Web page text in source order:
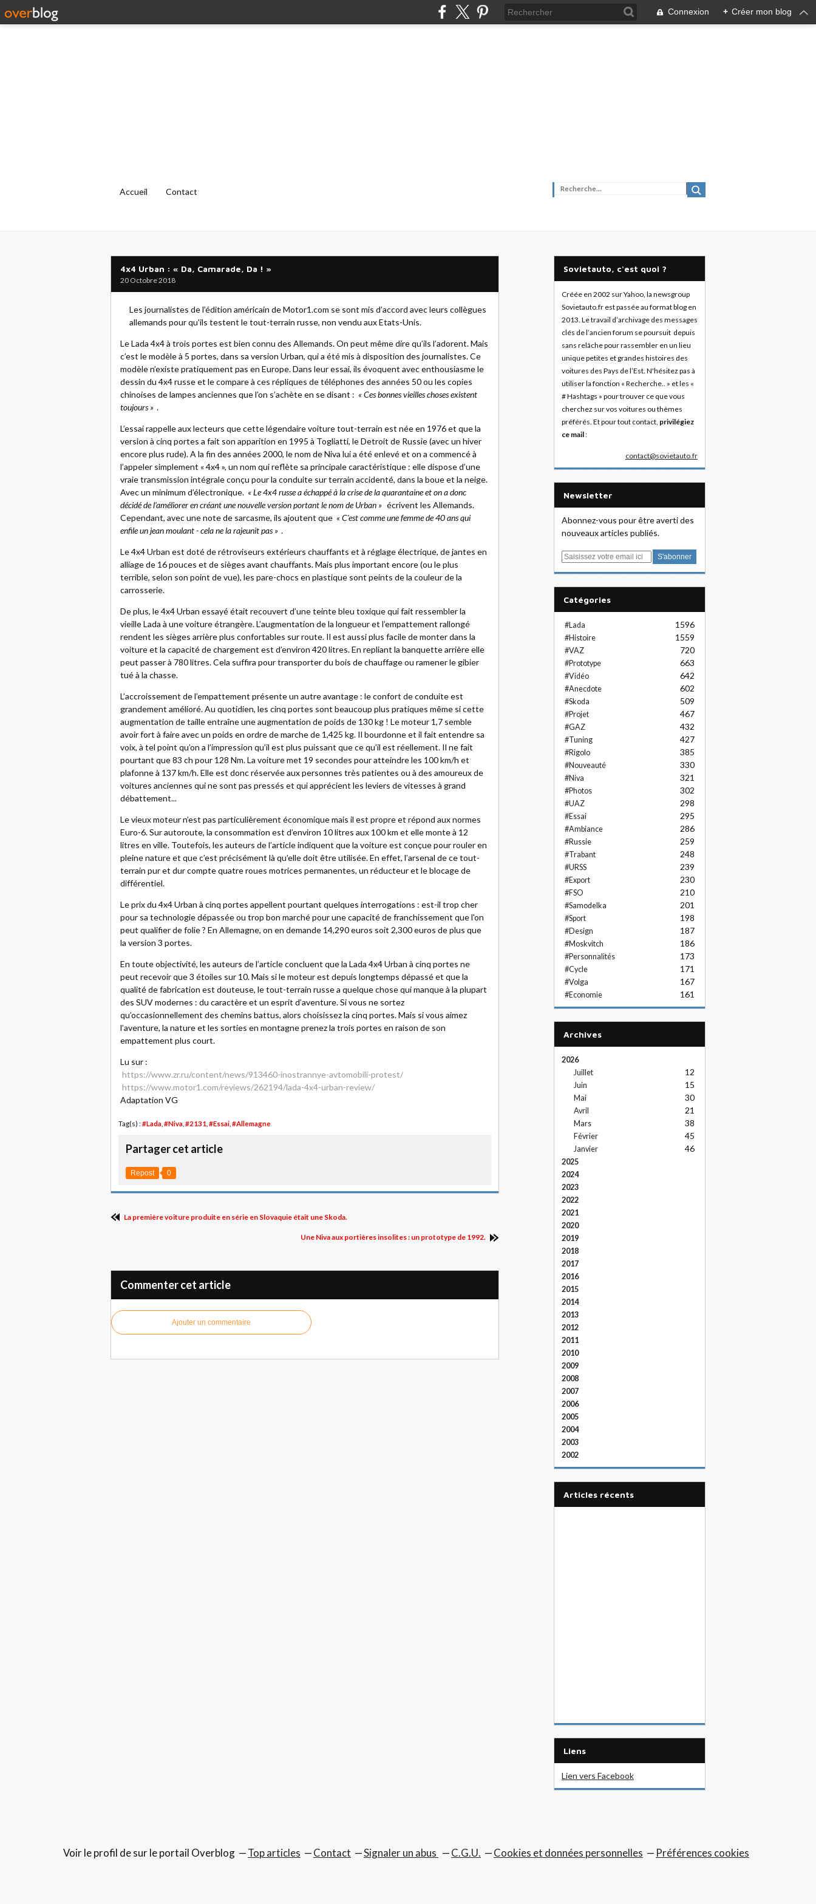
Connexion + Créer mon blog
Accueil Contact
4x4 Urban : « Da, Camarade, Da ! »
20 Octobre 2018
Les journalistes de l’édition américain de Motor1.com se sont mis d’accord avec leurs collègues
allemands pour qu'ils testent le tout-terrain russe, non vendu aux Etats-Unis.
Le Lada 4x4 à trois portes est bien connu des Allemands. On peut même dire qu’ils l’adorent. Mais
c’est le modèle à 5 portes, dans sa version Urban, qui a été mis à disposition des journalistes. Ce
modèle n’existe pratiquement pas en Europe. Dans leur essai, ils évoquent avec enthousiasme le
dessin du 4x4 russe et le compare à ces répliques de téléphones des années 50 ou les copies
chinoises de lampes anciennes que l’on s’achète en se disant : « Ces bonnes vieilles choses existent
toujours » .
L’essai rappelle aux lecteurs que cette légendaire voiture tout-terrain est née en 1976 et que la
version à cinq portes a fait son apparition en 1995 à Togliatti, le Detroit de Russie (avec un hiver
encore plus rude). A la fin des années 2000, le nom de Niva lui a été enlevé et on a commencé à
l’appeler simplement « 4x4 », un nom qui reflète sa principale caractéristique : elle dispose d’une
vraie transmission intégrale conçu pour la conduite sur terrain accidenté, dans la boue et la neige.
Avec un minimum d’électronique. « Le 4x4 russe a échappé à la crise de la quarantaine et on a donc
décidé de l’améliorer en créant une nouvelle version portant le nom de Urban » écrivent les Allemands.
Cependant, avec une note de sarcasme, ils ajoutent que « C'est comme une femme de 40 ans qui
enfile un jean moulant - cela ne la rajeunit pas » .
Le 4x4 Urban est doté de rétroviseurs extérieurs chauffants et à réglage électrique, de jantes en
alliage de 16 pouces et de sièges avant chauffants. Mais plus important encore (ou le plus
terrible, selon son point de vue), les pare-chocs en plastique sont peints de la couleur de la
carrosserie.
De plus, le 4x4 Urban essayé était recouvert d’une teinte bleu toxique qui fait ressembler la
vieille Lada à une voiture étrangère. L’augmentation de la longueur et l’empattement rallongé
rendent les sièges arrière plus confortables sur route. Il est aussi plus facile de monter dans la
voiture et la capacité de chargement est d’environ 420 litres. En repliant la banquette arrière elle
peut passer à 780 litres. Cela suffira pour transporter du bois de chauffage ou ramener le gibier
tué à la chasse.
L’accroissement de l’empattement présente un autre avantage : le confort de conduite est
grandement amélioré. Au quotidien, les cinq portes sont beaucoup plus pratiques même si cette
augmentation de taille entraîne une augmentation de poids de 130 kg ! Le moteur 1,7 semble
avoir fort à faire avec un poids en ordre de marche de 1,425 kg. Il bourdonne et il fait entendre sa
voix, à tel point qu’on a l’impression qu’il est plus puissant que ce qu’il est réellement. Il ne fait
pourtant que 83 ch pour 128 Nm. La voiture met 19 secondes pour atteindre les 100 km/h et
plafonne à 137 km/h. Elle est donc réservée aux personnes très patientes ou à des amoureux de
voitures anciennes qui ne sont pas pressés et qui apprécient les leviers de vitesses à grand
débattement...
Le vieux moteur n’est pas particulièrement économique mais il est propre et répond aux normes
Euro-6. Sur autoroute, la consommation est d’environ 10 litres aux 100 km et elle monte à 12
litres en ville. Toutefois, les auteurs de l’article indiquent que la voiture est conçue pour rouler en
pleine nature et que c’est précisément là qu’elle doit être utilisée. En effet, l’arsenal de ce tout-
terrain pur et dur compte quatre roues motrices permanentes, un réducteur et le blocage de
différentiel.
Le prix du 4x4 Urban à cinq portes appellent pourtant quelques interrogations : est-il trop cher
pour sa technologie dépassée ou trop bon marché pour une capacité de franchissement que l'on
peut qualifier de folie ? En Allemagne, on en demande 14,290 euros soit 2,300 euros de plus que
la version 3 portes.
En toute objectivité, les auteurs de l’article concluent que la Lada 4x4 Urban à cinq portes ne
peut recevoir que 3 étoiles sur 10. Mais si le moteur est depuis longtemps dépassé et que la
qualité de fabrication est douteuse, le tout-terrain russe a quelque chose qui manque à la plupart
des SUV modernes : du caractère et un esprit d’aventure. Si vous ne sortez
qu’occasionnellement des chemins battus, alors choisissez la cinq portes. Mais si vous aimez
l’aventure, la nature et les sorties en montagne prenez la trois portes en raison de son
empattement plus court.
Lu sur :
https://www.zr.ru/content/news/913460-inostrannye-avtomobili-protest/
https://www.motor1.com/reviews/262194/lada-4x4-urban-review/
Adaptation VG
Tag(s) : #Lada #Niva #2131 #Essai #Allemagne
Partager cet article
Repost 0
La première voiture produite en série en Slovaquie était une Skoda.
Une Niva aux portières insolites : un prototype de 1992.
Commenter cet article
Ajouter un commentaire
Sovietauto, c'est quoi ?
Créée en 2002 sur Yahoo, la newsgroup
Sovietauto.fr est passée au format blog en
2013. Le travail d’archivage des messages
clés de l’ancien forum se poursuit depuis
sans relâche pour rassembler en un lieu
unique petites et grandes histoires des
voitures des Pays de l’Est. N'hésitez pas à
utiliser la fonction « Recherche.. » et les «
# Hashtags » pour trouver ce que vous
cherchez sur vos voitures ou thèmes
préférés. Et pour tout contact, privilégiez
ce mail:
contact@sovietauto.fr
Newsletter
Abonnez-vous pour être averti des
nouveaux articles publiés.
E
Catégories
#Lada 1596
#Histoire 1559
#VAZ 720
#Prototype 663
#Vidéo 642
#Anecdote 602
#Skoda 509
#Projet 467
#GAZ 432
#Tuning 427
#Rigolo 385
#Nouveauté 330
#Niva 321
#Photos 302
#UAZ 298
#Essai 295
#Ambiance 286
#Russie 259
#Trabant 248
#URSS 239
#Export 230
#FSO 210
#Samodelka 201
#Sport 198
#Design 187
#Moskvitch 186
#Personnalités 173
#Cycle 171
#Volga 167
#Economie 161
Archives
2026
Juillet
12
Juin 15
Mai 30
Avril 21
Mars 38
Février 45
Janvier 46
2025
2024
2023
2022
2021
2020
2019
2018
2017
2016
2015
2014
2013
2012
2011
2010
2009
2008
2007
2006
2005
2004
2003
2002
articles récents
Liens
Lien vers Facebook
Voir le profil desur le portail Overblog Top articles Contact Signaler un abus C.G.U. Cookies et données personnelles Préférences cookies